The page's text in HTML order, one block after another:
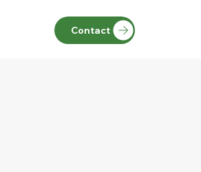
Contact